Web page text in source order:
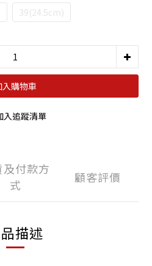
39(24.5cm)
入購物車
入追蹤清單
及付款方
式
顧客評價
描述